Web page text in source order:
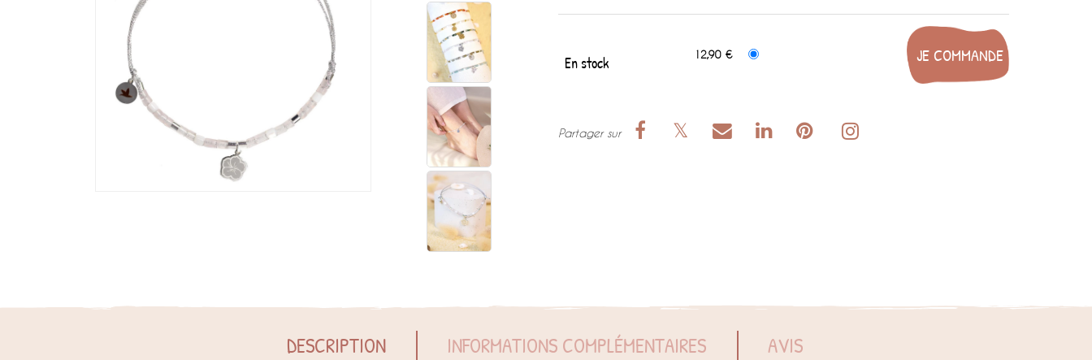
En stock 12,90 €
DESCRIPTION INFORMATIONS COMPLÉMENTAIRES AVIS